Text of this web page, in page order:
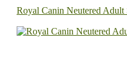
Royal Canin Neutered